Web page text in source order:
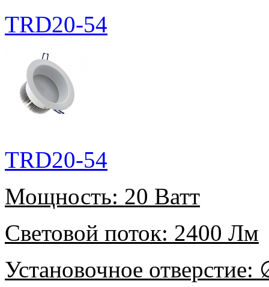
TRD20-54
TRD20-54
Мощность: 20 Ватт
Световой поток: 2400 Лм
Установочное отверстие: